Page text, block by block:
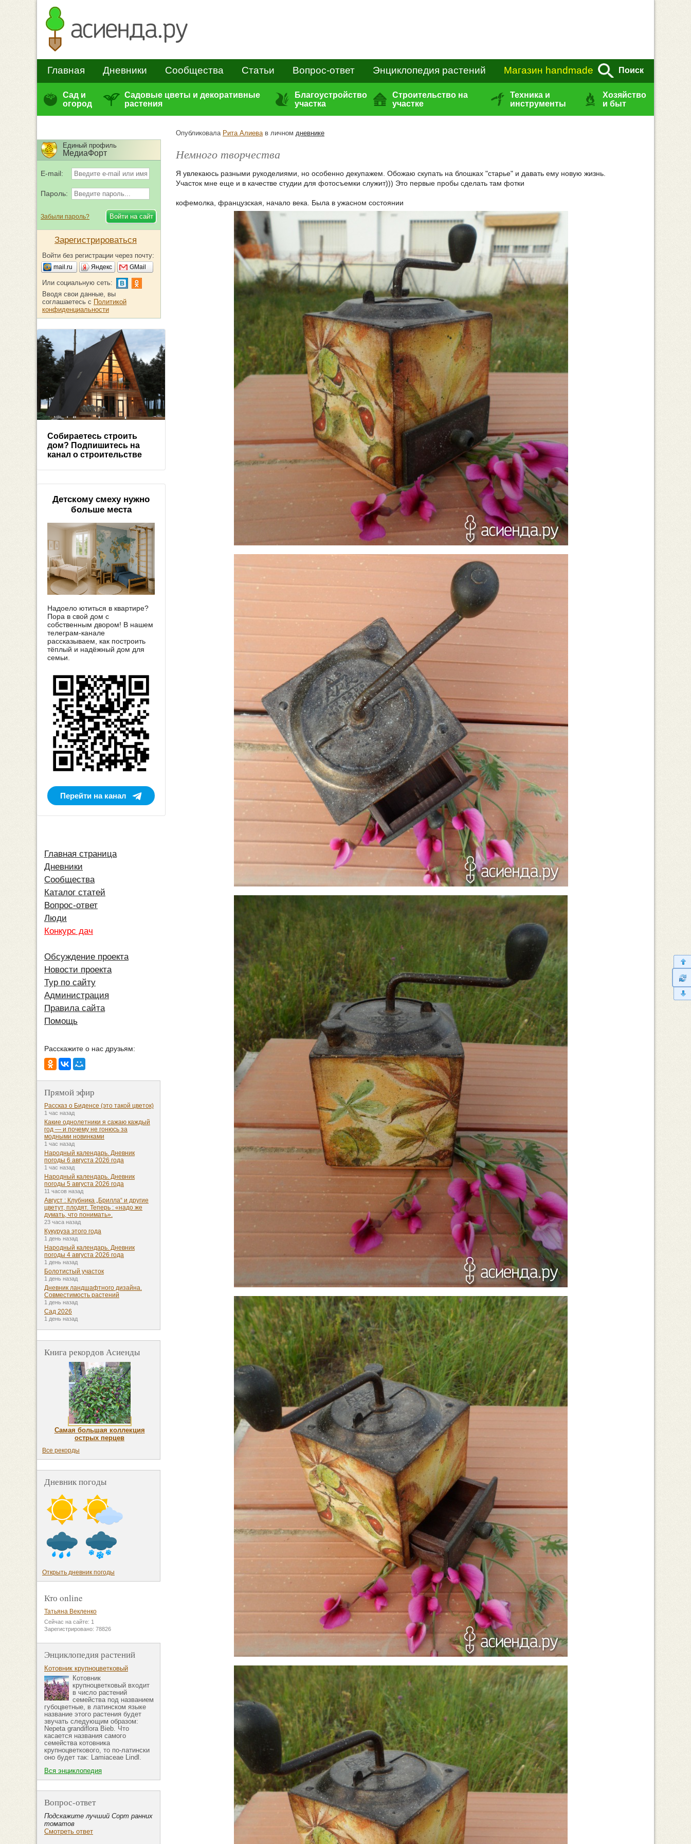
Главная Дневники Сообщества Статьи Вопрос-ответ Энциклопедия растений Магазин handmade Поиск
Сад и
огород
Садовые цветы и декоративные
растения
Благоустройство
участка
Строительство на
участке
Техника и
инструменты
Хозяйство
и быт
Опубликовала Рита Алиевав личном дневнике
Немного творчества
Я увлекаюсь разными рукоделиями, но особенно декупажем. Обожаю скупать на блошках "старье" и давать ему новую жизнь.
Участок мне еще и в качестве студии для фотосъемки служит))) Это первые пробы сделать там фотки
кофемолка, французская, начало века. Была в ужасном состоянии
Единый профиль
МедиаФорт
E-mail:
Пароль:
Забыли пароль?
Зарегистрироваться
Войти без регистрации через почту:
mail.ru Яндекс GMail
Или социальную сеть:
Вводя свои данные, вы
соглашаетесь с Политикой
конфиденциальности
Собираетесь строить
дом? Подпишитесь на
канал о строительстве
Детскому смеху нужно
больше места
Надоело ютиться в квартире?
Пора в свой дом с
собственным двором! В нашем
телеграм-канале
рассказываем, как построить
тёплый и надёжный дом для
семьи.
Перейти на канал
Главная страница
Дневники
Сообщества
Каталог статей
Вопрос-ответ
Люди
Конкурс дач
Обсуждение проекта
Новости проекта
Тур по сайту
Администрация
Правила сайта
Помощь
Расскажите о нас друзьям:
Прямой эфир
Рассказ о Биденсе (это такой цветок)
1 час назад
Какие однолетники я сажаю каждый
год — и почему не гонюсь за
модными новинками
1 час назад
Народный календарь. Дневник
погоды 6 августа 2026 года
1 час назад
Народный календарь. Дневник
погоды 5 августа 2026 года
11 часов назад
Август : Клубника „Брилла“ и другие
цветут, плодят. Теперь : «надо же
думать, что понимать».
23 часа назад
Кукуруза этого года
1 день назад
Народный календарь. Дневник
погоды 4 августа 2026 года
1 день назад
Болотистый участок
1 день назад
Дневник ландшафтного дизайна.
Совместимость растений
1 день назад
Сад 2026
1 день назад
Книга рекордов Асиенды
Самая большая коллекция
острых перцев
Все рекорды
Дневник погоды
Открыть дневник погоды
Кто online
Татьяна Векленко
Сейчас на сайте: 1
Зарегистрировано: 78826
Энциклопедия растений
Котовник крупноцветковый
Котовник
крупноцветковый входит
в число растений
семейства под названием
губоцветные, в латинском языке
название этого растения будет
звучать следующим образом:
Nepeta grandiflora Bieb. Что
касается названия самого
семейства котовника
крупноцветкового, то по-латински
оно будет так: Lamiaceae Lindl.
Вся энциклопедия
Вопрос-ответ
Подскажите лучший Сорт ранних
томатов
Смотреть ответ